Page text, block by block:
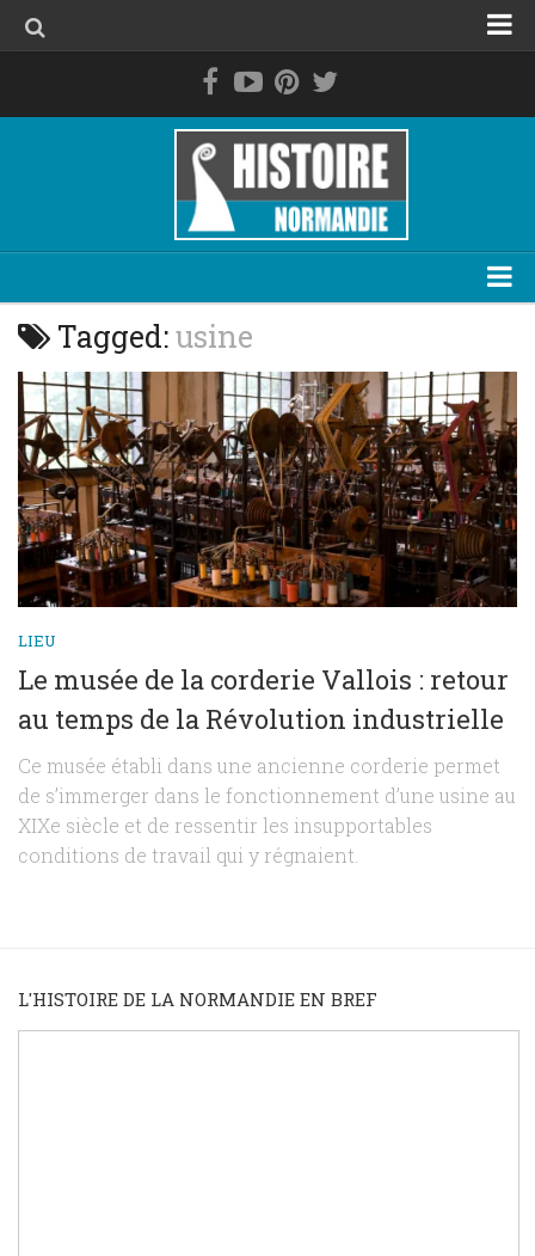
La Normandie avant les Normands
Le duché de Normandie
La Normandie de 1469 à 1789
La Normandie contemporaine
Personnage
Evénement
Lieu
Thématique
Plan du site
Tagged:usine
LIEU
Le musée de la corderie Vallois : retour
au temps de la Révolution industrielle
Ce musée établi dans une ancienne corderie permet
de s’immerger dans le fonctionnement d’une usine au
XIXe siècle et de ressentir les insupportables
conditions de travail qui y régnaient.
L'HISTOIRE DE LA NORMANDIE EN BREF